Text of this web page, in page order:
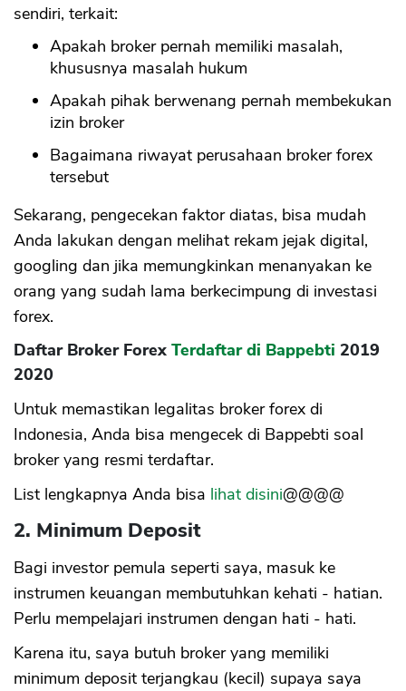
sendiri, terkait:
Apakah broker pernah memiliki masalah,
khususnya masalah hukum
Apakah pihak berwenang pernah membekukan
izin broker
Bagaimana riwayat perusahaan broker forex
tersebut
Sekarang, pengecekan faktor diatas, bisa mudah
Anda lakukan dengan melihat rekam jejak digital,
googling dan jika memungkinkan menanyakan ke
orang yang sudah lama berkecimpung di investasi
forex.
Daftar Broker Forex Terdaftar di Bappebti 2019
2020
Untuk memastikan legalitas broker forex di
Indonesia, Anda bisa mengecek di Bappebti soal
broker yang resmi terdaftar.
List lengkapnya Anda bisa lihat disini@@@@
2. Minimum Deposit
Bagi investor pemula seperti saya, masuk ke
instrumen keuangan membutuhkan kehati - hatian.
Perlu mempelajari instrumen dengan hati - hati.
Karena itu, saya butuh broker yang memiliki
minimum deposit terjangkau (kecil) supaya saya